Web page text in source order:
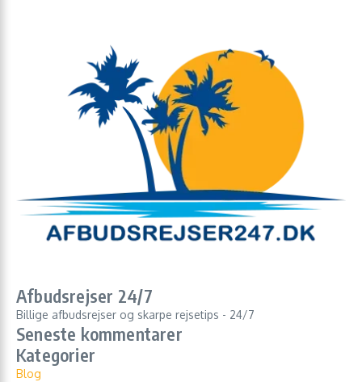
Afbudsrejser 24/7
Billige afbudsrejser og skarpe rejsetips - 24/7
Seneste kommentarer
Kategorier
Blog